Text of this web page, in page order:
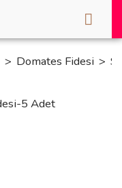
Domates Fidesi